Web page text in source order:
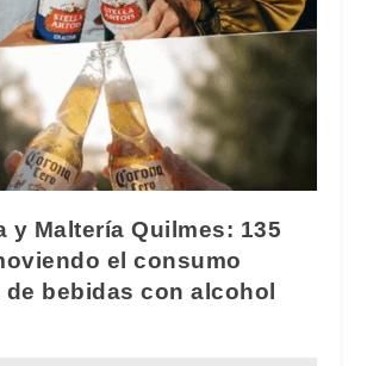
y Maltería Quilmes: 135
el consumo
de bebidas con alcohol